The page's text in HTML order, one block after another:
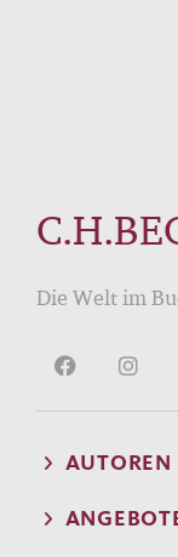
Die Welt im
AUTOREN